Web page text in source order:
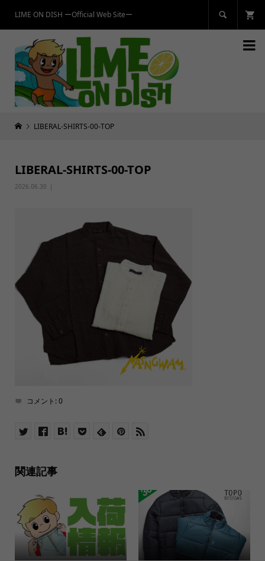
LIME ON DISH ーOfficial Web Siteー 

LIBERAL-SHIRTS-00-TOP
LIBERAL-SHIRTS-00-TOP
2026.06.30
コメント:0
関連記事